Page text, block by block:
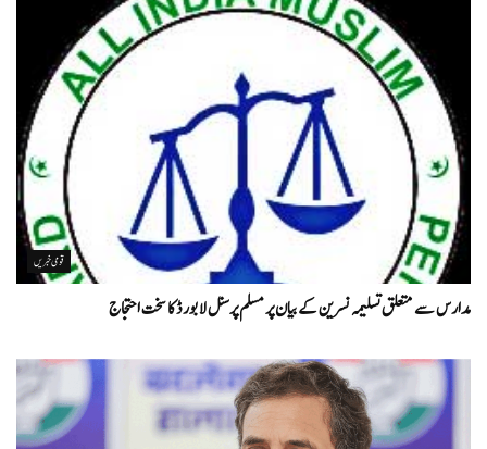
قومی خبریں
مدارس سے متعلق تسلیمہ نسرین کے بیان پر مسلم پرسنل لا بورڈ کا سخت احتجاج